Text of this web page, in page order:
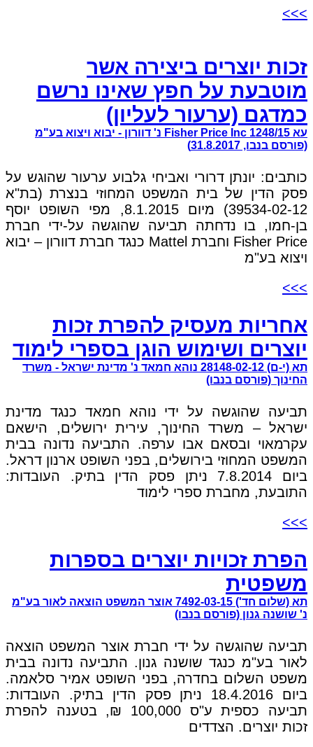
>>>
זכות יוצרים ביצירה אשר
מוטבעת על חפץ שאינו נרשם
כמדגם (ערעור לעליון)
עא 1248/15 Fisher Price Inc נ' דוורון - יבוא ויצוא בע"מ
(פורסם בנבו, 31.8.2017)
כותבים: יונתן דרורי ואביחי גלבוע ערעור שהוגש על
פסק הדין של בית המשפט המחוזי בנצרת (בת"א
39534-02-12) מיום 8.1.2015, מפי השופט יוסף
בן-חמו, בו נדחתה תביעה שהוגשה על-ידי חברת
Fisher Price וחברת Mattel כנגד חברת דוורון – יבוא
ויצוא בע"מ
>>>
אחריות מעסיק להפרת זכות
יוצרים ושימוש הוגן בספרי לימוד
תא (י-ם) 28148-02-12 נוהא חמאד נ' מדינת ישראל - משרד
החינוך (פורסם בנבו)
תביעה שהוגשה על ידי נוהא חמאד כנגד מדינת
ישראל – משרד החינוך, עירית ירושלים, הישאם
עקרמאוי ובסאם אבו ערפה. התביעה נדונה בבית
המשפט המחוזי בירושלים, בפני השופט ארנון דראל.
ביום 7.8.2014 ניתן פסק הדין בתיק. העובדות:
התובעת, מחברת ספרי לימוד
>>>
הפרת זכויות יוצרים בספרות
משפטית
תא (שלום חד') 7492-03-15 אוצר המשפט הוצאה לאור בע"מ
נ' שושנה גנון (פורסם בנבו)
תביעה שהוגשה על ידי חברת אוצר המשפט הוצאה
לאור בע"מ כנגד שושנה גנון. התביעה נדונה בבית
משפט השלום בחדרה, בפני השופט אמיר סלאמה.
ביום 18.4.2016 ניתן פסק הדין בתיק. העובדות:
תביעה כספית ע"ס 100,000 ₪, בטענה להפרת
זכות יוצרים. הצדדים